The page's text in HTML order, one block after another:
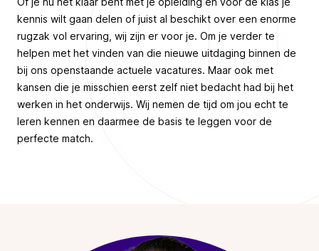
kennis wilt gaan delen of juist al beschikt over een enorme
rugzak vol ervaring, wij zijn er voor je. Om je verder te
helpen met het vinden van die nieuwe uitdaging binnen de
bij ons openstaande actuele vacatures. Maar ook met
kansen die je misschien eerst zelf niet bedacht had bij het
werken in het onderwijs. Wij nemen de tijd om jou echt te
leren kennen en daarmee de basis te leggen voor de
perfecte match.